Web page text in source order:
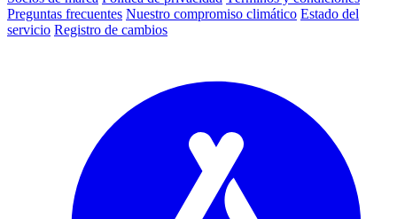
Preguntas frecuentes Nuestro compromiso climático Estado del
servicio Registro de cambios